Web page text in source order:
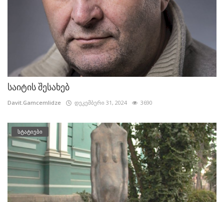
საიტის შესახებ
Davit.Gamcemlidze დეკემბერი 31, 2024 3690
სტატიები